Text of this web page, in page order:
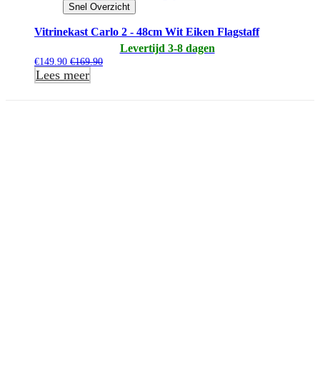
Snel Overzicht
Vitrinekast Carlo 2 - 48cm Wit Eiken Flagstaff
Levertijd 3-8 dagen
€149.90 €169.90
Lees meer